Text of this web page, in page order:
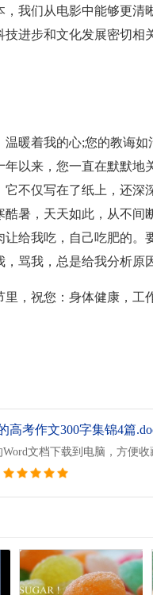
，我们从电影中能够更
进步和文化发展密切相
温暖着我的心;您的教诲
年以来，您一直在默默
它不仅写在了纸上，还
酷暑，天天如此，从不
让给我吃，自己吃肥的
骂我，总是给我分析原
里，祝您：身体健康，工
高考作文300字集锦4篇
文档下载到电脑，方便收